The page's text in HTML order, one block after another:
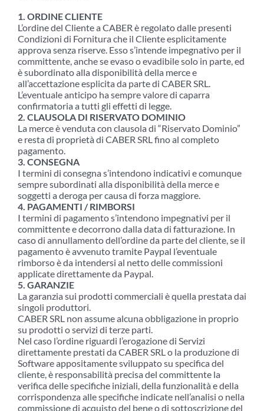
1. ORDINE CLIENTE
L’ordine del Cliente a CABER è regolato dalle presenti
Condizioni di Fornitura che il Cliente esplicitamente
approva senza riserve. Esso s’intende impegnativo per il
committente, anche se evaso o evadibile solo in parte, ed
è subordinato alla disponibilità della merce e
all’accettazione esplicita da parte di CABER SRL.
L’eventuale anticipo ha sempre valore di caparra
confirmatoria a tutti gli effetti di legge.
2. CLAUSOLA DI RISERVATO DOMINIO
La merce è venduta con clausola di “Riservato Dominio”
e resta di proprietà di CABER SRL fino al completo
pagamento.
3. CONSEGNA
I termini di consegna s’intendono indicativi e comunque
sempre subordinati alla disponibilità della merce e
soggetti a deroga per causa di forza maggiore.
4. PAGAMENTI / RIMBORSI
I termini di pagamento s’intendono impegnativi per il
committente e decorrono dalla data di fatturazione. In
caso di annullamento dell’ordine da parte del cliente, se il
pagamento è avvenuto tramite Paypal l’eventuale
rimborso è da intendersi al netto delle commissioni
applicate direttamente da Paypal.
5. GARANZIE
La garanzia sui prodotti commerciali è quella prestata dai
singoli produttori.
CABER SRL non assume alcuna obbligazione in proprio
su prodotti o servizi di terze parti.
Nel caso l’ordine riguardi l’erogazione di Servizi
direttamente prestati da CABER SRL o la produzione di
Software appositamente sviluppato su specifica del
cliente, è responsabilità precisa del committente la
verifica delle specifiche iniziali, della funzionalità e della
corrispondenza alle specifiche indicate nell’analisi o nella
commissione di acquisto del bene o di sottoscrizione del